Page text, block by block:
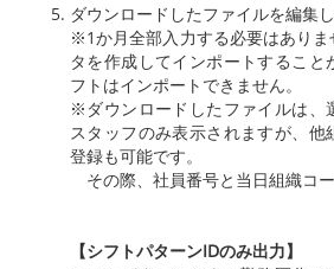
ダウンロードしたファイルを編集し
※1か月全部入力する必要はあり
タを作成してインポートすること
フトはインポートできません。
※ダウンロードしたファイルは、
スタッフのみ表示されますが、他
登録も可能です。
その際、社員番号と当日組織コー
【シフトパターンIDのみ出力】